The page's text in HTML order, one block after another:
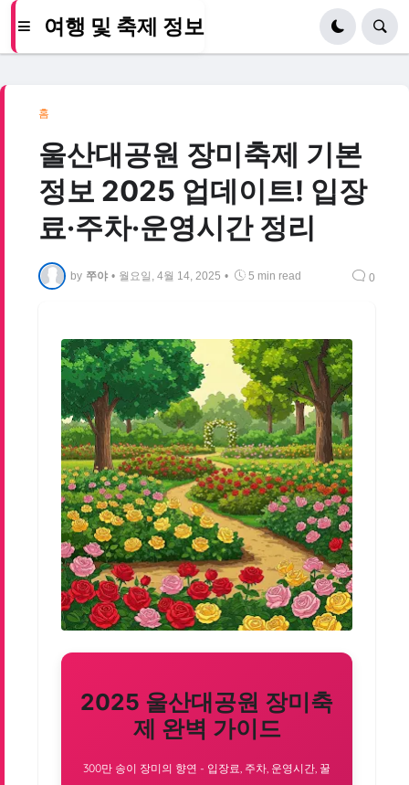
여행 및 축제 정보
홈
울산대공원 장미축제 기본
정보 2025 업데이트! 입장
료·주차·운영시간 정리
by 쭈야 • 월요일, 4월 14, 2025 • 5 min read 0
2025 울산대공원 장미축
제 완벽 가이드
300만 송이 장미의 향연 - 입장료, 주차, 운영시간, 꿀